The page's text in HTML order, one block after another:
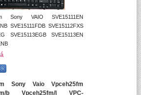
Sony VAIO SVE15111EN
SVE15111FDB SVE15112FXS
SVE15113EGB SVE15113EN
Sony Vaio Vpceh25fm
b Vpceh25fm/l VPC-